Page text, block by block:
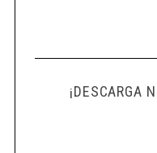
¡DESCARGA